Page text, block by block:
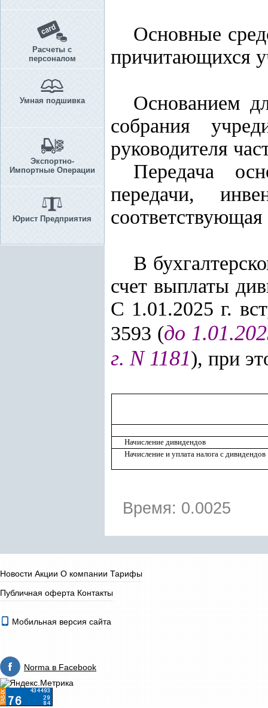
Расчеты с
персоналом
Умная подшивка
Экспортно-
Импортные Операции
Юрист Предприятия
Основные
причитающихся
Основанием
собрания
руководителя
Передача
передачи,
В
счет выплаты
С 1.01.2025 г.
3593 (до
г. N 1181), при
Начисление дивидендов
Начисление и уплата налога с дивидендов
Время: 0.0025
Новости Акции О компании Тарифы
Публичная оферта Контакты
Мобильная версия сайта
Norma в Facebook